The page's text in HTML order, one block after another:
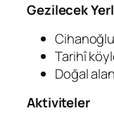
Gezilecek
Tarihî
Doğal
Aktiviteler